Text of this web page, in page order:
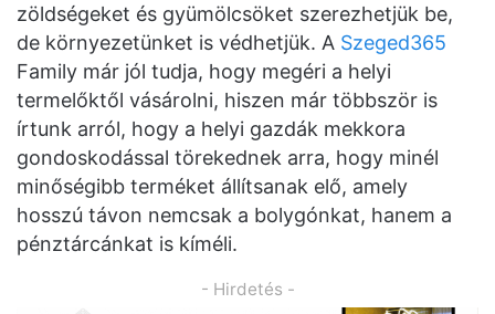
zöldségeket és gyümölcsöket szerezhetjük be,
de környezetünket is védhetjük. A Szeged365
Family már jól tudja, hogy megéri a helyi
termelőktől vásárolni, hiszen már többször is
írtunk arról, hogy a helyi gazdák mekkora
gondoskodással törekednek arra, hogy minél
minőségibb terméket állítsanak elő, amely
hosszú távon nemcsak a bolygónkat, hanem a
pénztárcánkat is kíméli.
- Hirdetés -